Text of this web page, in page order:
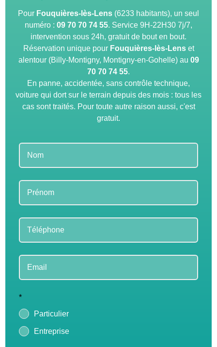
Pour Fouquières-lès-Lens (6233 habitants), un seul
numéro : 09 70 70 74 55. Service 9H-22H30 7j/7,
intervention sous 24h, gratuit de bout en bout.
Réservation unique pour Fouquières-lès-Lenset
alentour (Billy-Montigny, Montigny-en-Gohelle) au 09
70 70 74 55.
En panne, accidentée, sans contrôle technique,
voiture qui dort sur le terrain depuis des mois : tous les
cas sont traités. Pour toute autre raison aussi, c'est
gratuit.
Leave
this
field
*
Particulier
Entreprise